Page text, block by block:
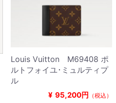
Louis Vuitton M69408 ポ
ルトフォイユ･ミュルティプ
ル
¥ 95,200円 （税込）